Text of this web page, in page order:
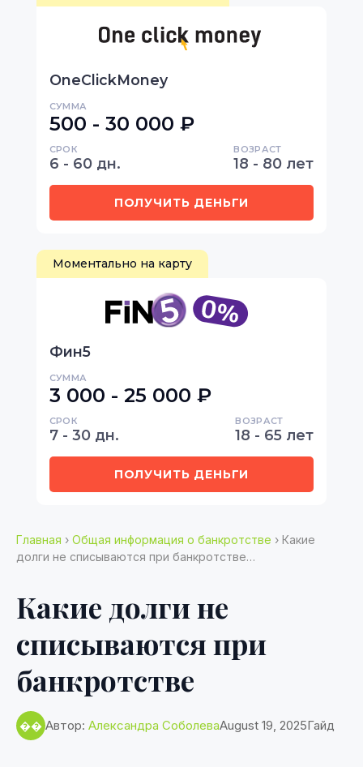
OneClickMoney
СУММА
500 - 30 000 ₽
СРОК
6 - 60 дн.
ВОЗРАСТ
18 - 80 лет
ПОЛУЧИТЬ ДЕНЬГИ
Моментально на карту
Фин5
СУММА
3 000 - 25 000 ₽
СРОК
7 - 30 дн.
ВОЗРАСТ
18 - 65 лет
ПОЛУЧИТЬ ДЕНЬГИ
Главная › Общая информация о банкротстве › Какие
долги не списываются при банкротстве…
Какие долги не
списываются при
банкротстве
�� Автор: Александра СоболеваAugust 19, 2025Гайд